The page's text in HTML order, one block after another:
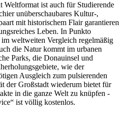
Weltformat ist auch für Studierende
unüberschaubares Kultur-,
mit historischem Flair garantieren
Leben. In Punkto
weltweiten Vergleich regelmäßig
die Natur kommt im urbanen
Parks, die Donauinsel und
wie der
Ausgleich zum pulsierenden
der Großstadt wiederum bietet für
in die ganze Welt zu knüpfen -
ist völlig kostenlos.